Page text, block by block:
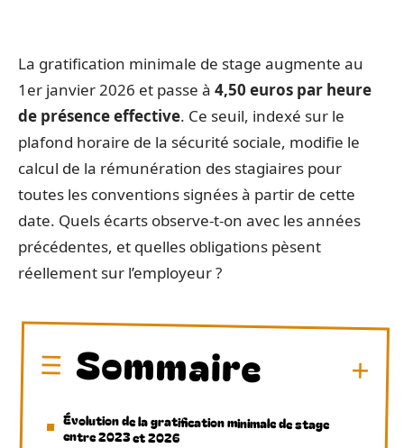
La gratification minimale de stage augmente au
1er janvier 2026 et passe à 4,50 euros par heure
de présence effective. Ce seuil, indexé sur le
plafond horaire de la sécurité sociale, modifie le
calcul de la rémunération des stagiaires pour
toutes les conventions signées à partir de cette
date. Quels écarts observe-t-on avec les années
précédentes, et quelles obligations pèsent
réellement sur l’employeur ?
Sommaire
Évolution de la gratification minimale de stage
entre 2023 et 2026